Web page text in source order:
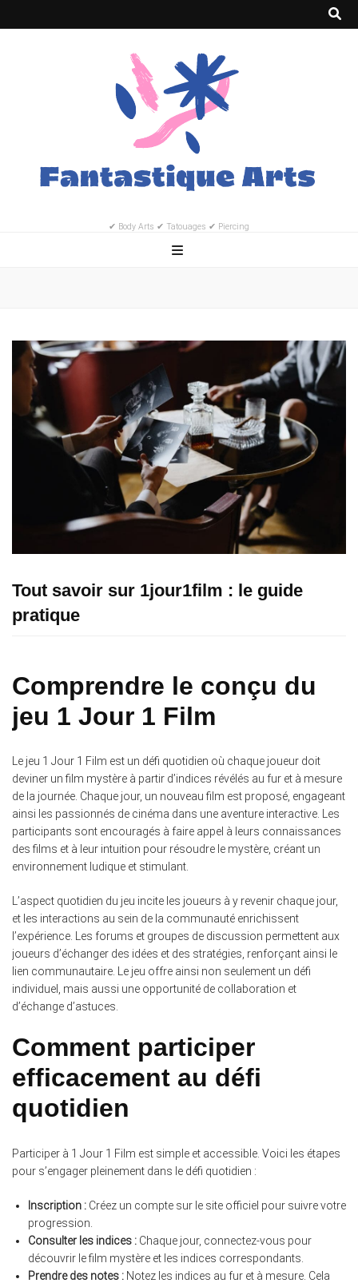
✔ Body Arts ✔ Tatouages ✔ Piercing
Tout savoir sur 1jour1film : le guide
pratique
Comprendre le conçu du
jeu 1 Jour 1 Film
Le jeu 1 Jour 1 Film est un défi quotidien où chaque joueur doit
deviner un film mystère à partir d’indices révélés au fur et à mesure
de la journée. Chaque jour, un nouveau film est proposé, engageant
ainsi les passionnés de cinéma dans une aventure interactive. Les
participants sont encouragés à faire appel à leurs connaissances
des films et à leur intuition pour résoudre le mystère, créant un
environnement ludique et stimulant.
L’aspect quotidien du jeu incite les joueurs à y revenir chaque jour,
et les interactions au sein de la communauté enrichissent
l’expérience. Les forums et groupes de discussion permettent aux
joueurs d’échanger des idées et des stratégies, renforçant ainsi le
lien communautaire. Le jeu offre ainsi non seulement un défi
individuel, mais aussi une opportunité de collaboration et
d’échange d’astuces.
Comment participer
efficacement au défi
quotidien
Participer à 1 Jour 1 Film est simple et accessible. Voici les étapes
pour s’engager pleinement dans le défi quotidien :
Inscription : Créez un compte sur le site officiel pour suivre votre
progression.
Consulter les indices : Chaque jour, connectez-vous pour
découvrir le film mystère et les indices correspondants.
Prendre des notes : Notez les indices au fur et à mesure. Cela